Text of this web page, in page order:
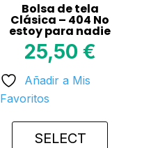
Bolsa de tela
Clásica – 404 No
estoy para nadie
25,50€
Añadir a Mis
Favoritos
SELECT